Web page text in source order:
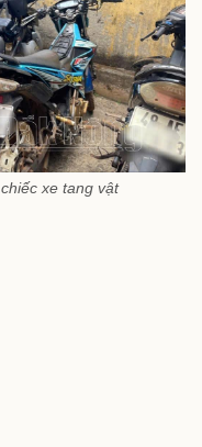
xe tang vật